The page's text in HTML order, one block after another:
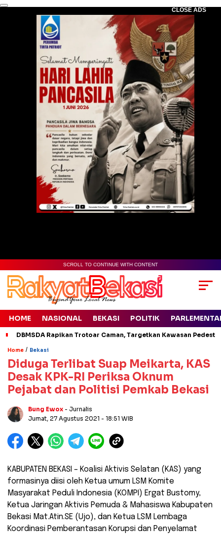
CLOSE ADS
SCROLL TO CONTINUE WITH CONTENT
HOME NASIONAL BEKASI POLITIK
DBMSDA Rapikan Trotoar Caman, Targetkan Kawasan
Home / Bekasi
Diduga Terlibat Suap Meikarta, KAS
Desak KPK-RI Periksa Oknum
Pejabat dan Politisi Pemkab Bekasi
Bung Ewox - Jurnalis
Jumat, 27 Agustus 2021 - 18:51 WIB
KABUPATEN BEKASI – Koalisi Aktivis Selatan (KAS) yang
formasinya diisi oleh Ketua umum LSM Komite
Masyarakat Peduli Indonesia (KOMPI) Ergat Bustomy,
Ketua Jaringan Aktivis Pemuda & Mahasiswa Kabupaten
Bekasi Mat.Atin.SE (Ujo), dan Ketua LSM Lembaga
Koordinasi Pemberantasan Korupsi dan Penyelamat